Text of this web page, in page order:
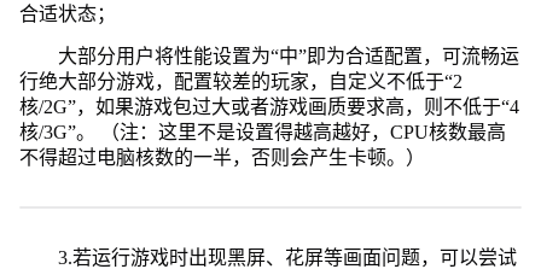
合适状态；
大部分用户将性能设置为“中”即为合适配置，可流畅运
行绝大部分游戏，配置较差的玩家，自定义不低于“2
核/2G”，如果游戏包过大或者游戏画质要求高，则不低于“4
核/3G”。 （注：这里不是设置得越高越好，CPU核数最高
不得超过电脑核数的一半，否则会产生卡顿。）
3.若运行游戏时出现黑屏、花屏等画面问题，可以尝试